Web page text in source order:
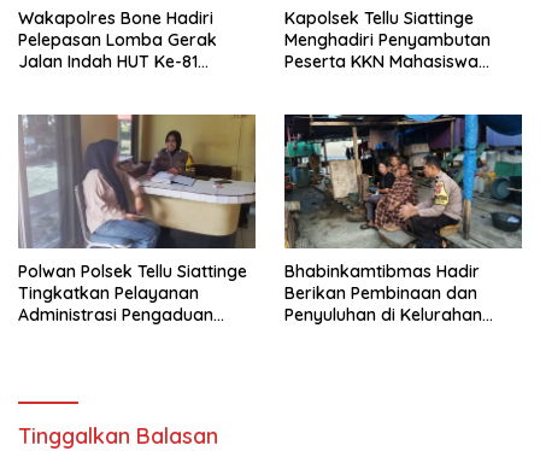
Wakapolres Bone Hadiri
Pelepasan Lomba Gerak
Jalan Indah HUT Ke-81
Kapolsek Tellu Siattinge
Menghadiri Penyambutan
Peserta KKN Mahasiswa
Siattinge
Polwan Polsek Tellu Siattinge
Tingkatkan Pelayanan
Administrasi Pengaduan
Bhabinkamtibmas Hadir
Berikan Pembinaan dan
Penyuluhan di Kelurahan
Tinggalkan Balasan